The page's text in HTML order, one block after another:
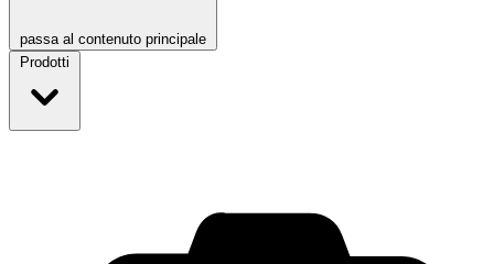
passa al contenuto principale
Prodotti